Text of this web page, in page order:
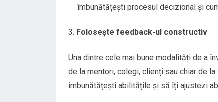
îmbunătățești procesul decizional și
Folosește feedback-ul constructiv
Una dintre cele mai bune modalități de a
de la mentori, colegi, clienți sau chiar de
îmbunătățești abilitățile și să îți ajustezi